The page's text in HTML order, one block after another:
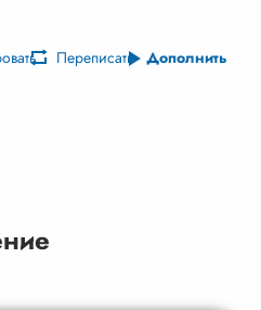
Переписать Дополнить